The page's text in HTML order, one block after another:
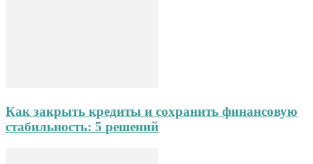
Как закрыть кредиты и сохранить финансовую
стабильность: 5 решений